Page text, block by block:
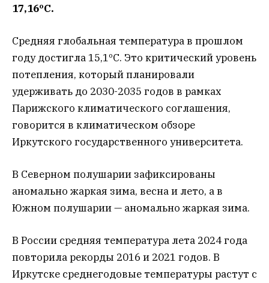
17,16ºС.
Средняя глобальная температура в прошлом
году достигла 15,1ºС. Это критический уровень
потепления, который планировали
удерживать до 2030-2035 годов в рамках
Парижского климатического соглашения,
говорится в климатическом обзоре
Иркутского государственного университета.
В Северном полушарии зафиксированы
аномально жаркая зима, весна и лето, а в
Южном полушарии — аномально жаркая зима.
В России средняя температура лета 2024 года
повторила рекорды 2016 и 2021 годов. В
Иркутске среднегодовые температуры растут с